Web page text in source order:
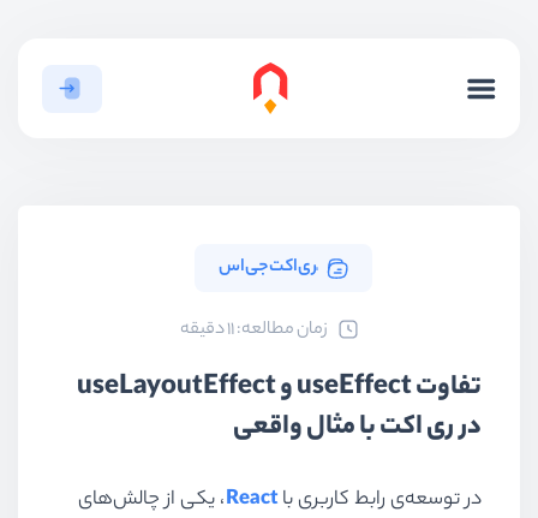
ٰری‌اکت‌جی‌اس
ﺯﻣﺎﻥ ﻣﻄﺎﻟﻌﻪ: 11 دقیقه
تفاوت useEffect و useLayoutEffect
در ری اکت با مثال واقعی
در توسعه‌ی رابط کاربری باReact، یکی از چالش‌های